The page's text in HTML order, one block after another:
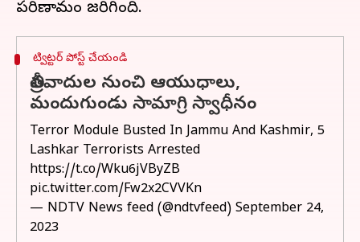
ట్విట్టర్ పోస్ట్ చేయండి
తీవ్రవాదుల నుంచి ఆయుధాలు,
మందుగుండు సామాగ్రి స్వాధీనం
Terror Module Busted In Jammu And Kashmir, 5
Lashkar Terrorists Arrested
https://t.co/Wku6jVByZB
pic.twitter.com/Fw2x2CVVKn
— NDTV News feed (@ndtvfeed) September 24,
2023